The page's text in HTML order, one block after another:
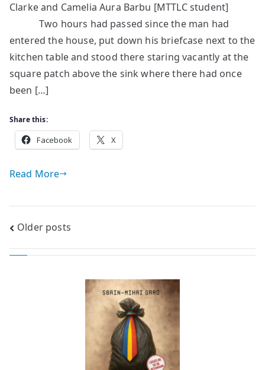
Clarke and Camelia Aura Barbu [MTTLC student]
Two hours had passed since the man had
entered the house, put down his briefcase next to the
kitchen table and stood there staring vacantly at the
square patch above the sink where there had once
been […]
Share this:
Facebook X
Read More
Posts
navigation
Older posts